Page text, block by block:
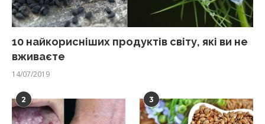
10 найкорисніших продуктів світу, які ви не
вживаєте
14/07/2019
2 3